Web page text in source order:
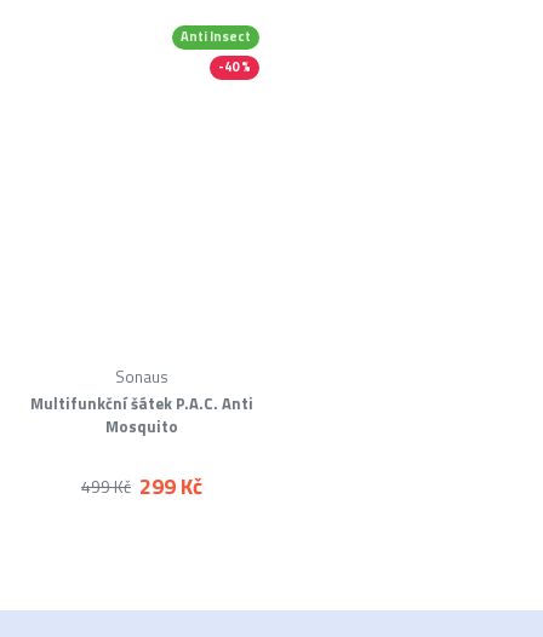
Anti Insect
-40 %
Multifunkční šátek P.A.C. Anti
Mosquito
Sonaus
299 Kč
499 Kč